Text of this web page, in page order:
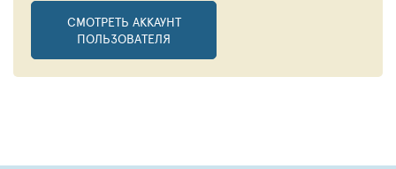
СМОТРЕТЬ АККАУНТ
ПОЛЬЗОВАТЕЛЯ